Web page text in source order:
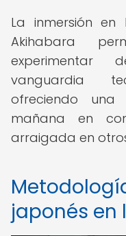
La inmersión
Akihabara
vanguardia
ofreciendo
mañana en
arraigada en
japonés en